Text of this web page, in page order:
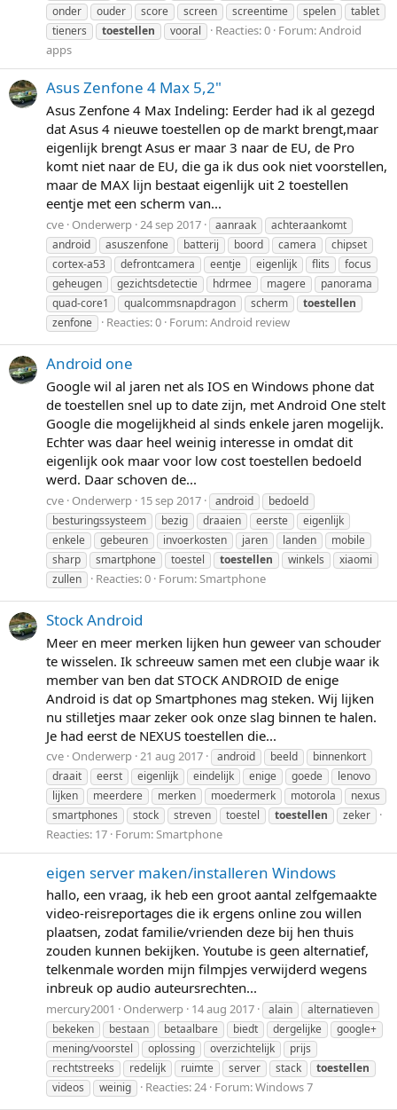
onder
ouder score screen screentime spelen
tablet
tieners
toestellen vooral Reacties: 0 Forum:Android
apps
Asus Zenfone 4 Max 5,2"
Asus Zenfone 4 Max Indeling: Eerder had ik al gezegd
dat Asus 4 nieuwe toestellen op de markt brengt,maar
eigenlijk brengt Asus er maar 3 naar de EU, de Pro
komt niet naar de EU, die ga ik dus ook niet voorstellen,
maar de MAX lijn bestaat eigenlijk uit 2 toestellen
eentje met een scherm van...
cve Onderwerp 24 sep 2017 aanraak
achteraankomt
android
asuszenfone batterij boord camera
chipset
cortex-a53
defrontcamera eentje eigenlijk flits
focus
geheugen
gezichtsdetectie hdrmee magere
panorama
quad-core1
qualcommsnapdragon scherm
toestellen
zenfone
Reacties: 0 Forum:Android review
Android one
Google wil al jaren net als IOS en Windows phone dat
de toestellen snel up to date zijn, met Android One stelt
Google die mogelijkheid al sinds enkele jaren mogelijk.
Echter was daar heel weinig interesse in omdat dit
eigenlijk ook maar voor low cost toestellen bedoeld
werd. Daar schoven de...
cve Onderwerp 15 sep 2017 android
bedoeld
besturingssysteem
bezig draaien eerste
eigenlijk
enkele
gebeuren invoerkosten jaren landen
mobile
sharp
smartphone toestel toestellen winkels
xiaomi
zullen
Reacties: 0 Forum: Smartphone
Stock Android
Meer en meer merken lijken hun geweer van schouder
te wisselen. Ik schreeuw samen met een clubje waar ik
member van ben dat STOCK ANDROID de enige
Android is dat op Smartphones mag steken. Wij lijken
nu stilletjes maar zeker ook onze slag binnen te halen.
Je had eerst de NEXUS toestellen die...
cve Onderwerp 21 aug 2017 android beeld
binnenkort
draait
eerst eigenlijk eindelijk enige goede
lenovo
lijken
meerdere merken moedermerk motorola
nexus
smartphones
stock streven toestel toestellen zeker
Reacties: 17 Forum:Smartphone
eigen server maken/installeren Windows
hallo, een vraag, ik heb een groot aantal zelfgemaakte
video-reisreportages die ik ergens online zou willen
plaatsen, zodat familie/vrienden deze bij hen thuis
zouden kunnen bekijken. Youtube is geen alternatief,
telkenmale worden mijn filmpjes verwijderd wegens
inbreuk op audio auteursrechten...
mercury2001 Onderwerp 14 aug 2017 alain
alternatieven
bekeken
bestaan betaalbare biedt dergelijke
google+
mening/voorstel
oplossing overzichtelijk
prijs
rechtstreeks
redelijk ruimte server stack
toestellen
videos
weinig Reacties: 24 Forum:Windows 7